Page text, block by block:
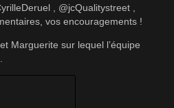
, @jcQualitystreet ,
vos encouragements !
Marguerite sur lequel l’équipe